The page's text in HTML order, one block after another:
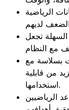
الرياضية
تجعل
بسلاسة مع
من قابلية
استخدامها.
الرياضيين